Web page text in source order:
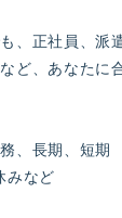
、正社員、派
ど、あなたに
、長期、短期
みなど